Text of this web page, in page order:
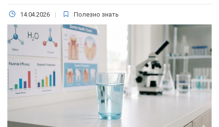
14.04.2026 Полезно знать